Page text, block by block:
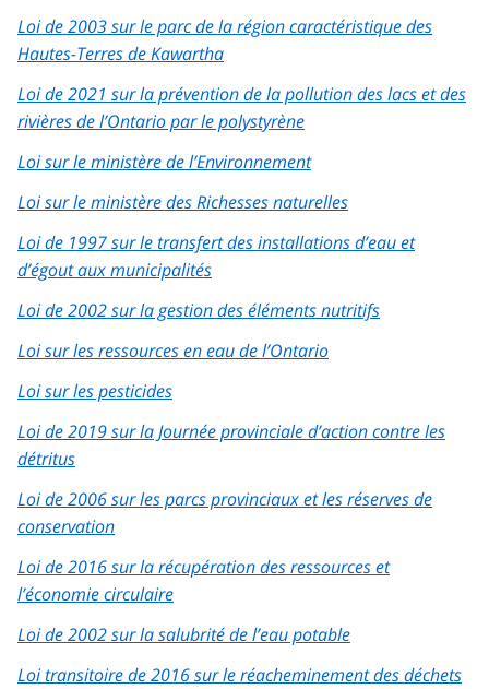
Loi de 2003 sur le parc de la région caractéristique des
Hautes-Terres de Kawartha
Loi de 2021 sur la prévention de la pollution des lacs et des
rivières de l’Ontario par le polystyrène
Loi sur le ministère de l’Environnement
Loi sur le ministère des Richesses naturelles
Loi de 1997 sur le transfert des installations d’eau et
d’égout aux municipalités
Loi de 2002 sur la gestion des éléments nutritifs
Loi sur les ressources en eau de l’Ontario
Loi sur les pesticides
Loi de 2019 sur la Journée provinciale d’action contre les
détritus
Loi de 2006 sur les parcs provinciaux et les réserves de
conservation
Loi de 2016 sur la récupération des ressources et
l’économie circulaire
Loi de 2002 sur la salubrité de l’eau potable
Loi transitoire de 2016 sur le réacheminement des déchets